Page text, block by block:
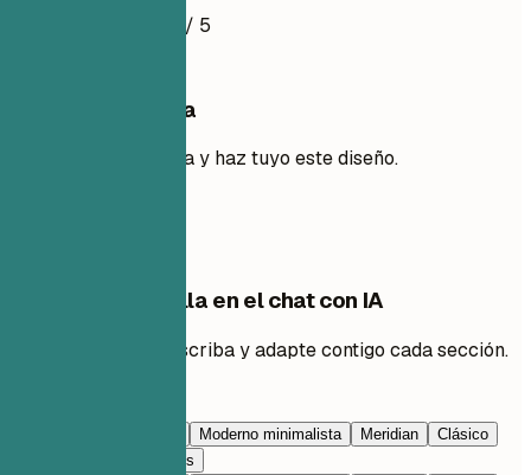
/ 5
Usa esta plantilla
Añade tu experiencia y haz tuyo este diseño.
Edita esta plantilla en el chat con IA
Pide a la IA que reescriba y adapte contigo cada sección.
Moderno minimalista Meridian
Clásico
Nimbus